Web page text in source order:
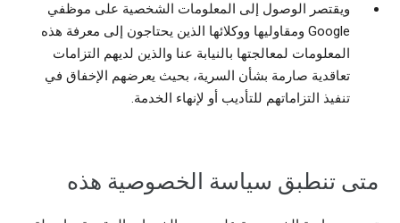
ويقتصر الوصول إلى المعلومات الشخصية على موظفي
Google ومقاوليها ووكلائها الذين يحتاجون إلى معرفة هذه
المعلومات لمعالجتها بالنيابة عنا والذين لديهم التزامات
تعاقدية صارمة بشأن السرية، بحيث يعرضهم الإخفاق في
تنفيذ التزاماتهم للتأديب أو لإنهاء الخدمة.
متى تنطبق سياسة الخصوصية هذه